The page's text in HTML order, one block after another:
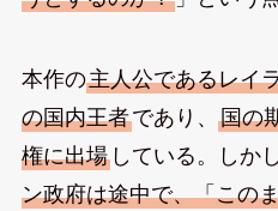
本作の主人公であるレイ
の国内王者であり、 国の
権に出場している。しか
ン政府は途中で、「この